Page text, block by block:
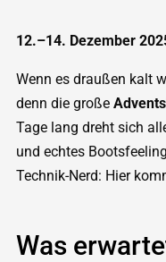
12.–14. Dezember
Wenn es draußen kalt
denn die große
Tage lang dreht sich
und echtes
Technik-Nerd: Hier
Was